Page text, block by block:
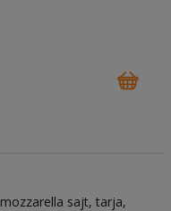
mozzarella sajt tarja